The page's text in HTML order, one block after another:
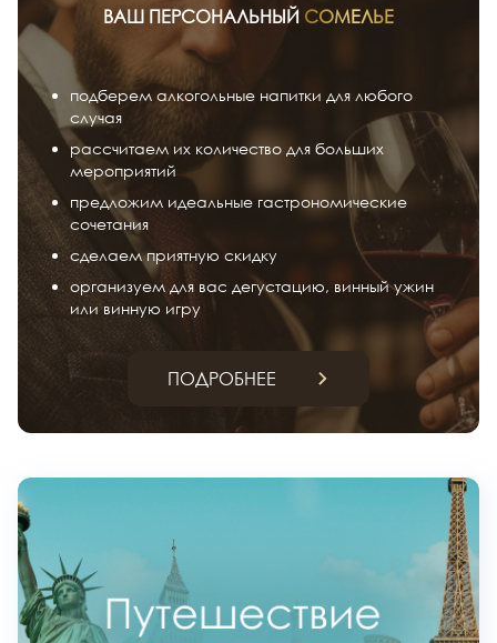
ВАШ ПЕРСОНАЛЬНЫЙ СОМЕЛЬЕ
подберем алкогольные напитки для любого
случая
рассчитаем их количество для больших
мероприятий
предложим идеальные гастрономические
сочетания
сделаем приятную скидку
организуем для вас дегустацию, винный ужин
или винную игру
ПОДРОБНЕЕ